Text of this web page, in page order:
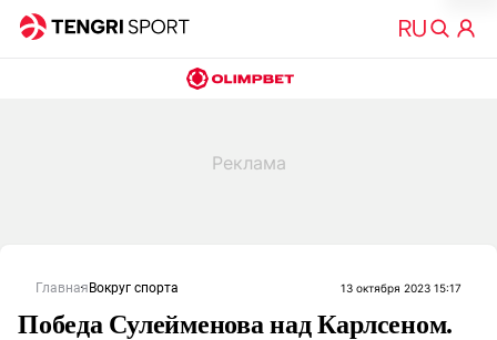
Главная Вокруг спорта 13 октября 2023 15:17
Победа Сулейменова над Карлсеном.